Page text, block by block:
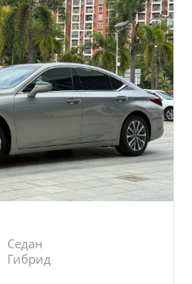
Седан
Гибрид